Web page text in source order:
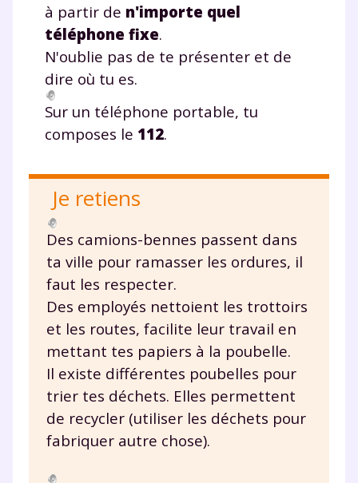
à partir de n'importe quel
téléphone fixe.
N'oublie pas de te présenter et de
dire où tu es.
Sur un téléphone portable, tu
composes le 112.
Je retiens
Des camions-bennes passent dans
ta ville pour ramasser les ordures, il
faut les respecter.
Des employés nettoient les trottoirs
et les routes, facilite leur travail en
mettant tes papiers à la poubelle.
Il existe différentes poubelles pour
trier tes déchets. Elles permettent
de recycler (utiliser les déchets pour
fabriquer autre chose).
Envie de progresser
et de réussir votre
année scolaire ?
Testez gratuitement
pendant 24h notre
plateforme de soutien
scolaire !
Fiches de cours et vidéos,exercices
corrigés
podcasts de révisions
Unespace dédié aux parents pour
suivre les progrès
Tout le programme scolaire du CP à
la Terminale
Des profs expérimentés disponibles